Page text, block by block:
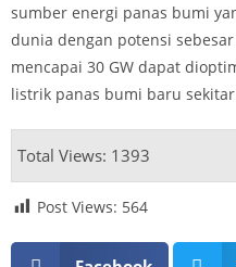
sumber energi panas bumi
dunia dengan potensi
mencapai 30 GW dapat
listrik panas bumi baru
Total Views: 1393
Post Views: 564